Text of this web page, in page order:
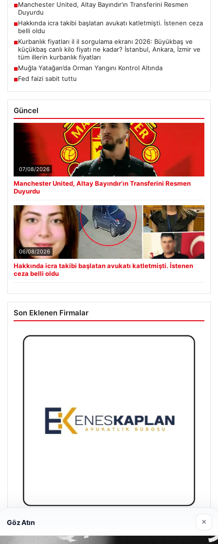
■Manchester United, Altay Bayındır’ın Transferini Resmen
Duyurdu
■Hakkında icra takibi başlatan avukatı katletmişti. İstenen ceza
belli oldu
■Kurbanlık fiyatları il il sorgulama ekranı 2026: Büyükbaş ve
küçükbaş canlı kilo fiyatı ne kadar? İstanbul, Ankara, İzmir ve
tüm illerin kurbanlık fiyatları
■Muğla Yatağan’da Orman Yangını Kontrol Altında
■Fed faizi sabit tuttu
Güncel
07/08/2026
Manchester United, Altay Bayındır’ın Transferini Resmen
Duyurdu
06/08/2026
Hakkında icra takibi başlatan avukatı katletmişti. İstenen
ceza belli oldu
Son Eklenen Firmalar
Enes Kaplan Avukatlık Bürosu
28/04/2026
Göz Atın ×